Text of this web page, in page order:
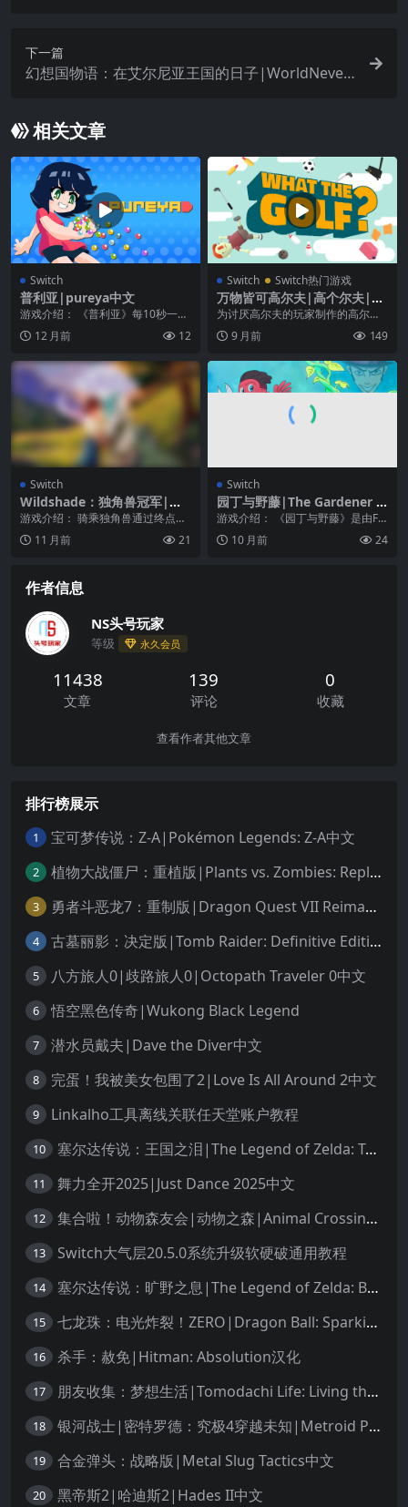
下一篇
幻想国物语：在艾尔尼亚王国的日子|WorldNeverl
相关文章
Switch
普利亚|pureya中文
游戏介绍： 《普利亚》每10秒一场
不同的比赛！ 简单的街机游戏很
棒，但很快就会变...
12 月前 12
Switch Switch热门游戏
万物皆可高尔夫|高个尔夫|W
hat the Golf中文
为讨厌高尔夫的玩家制作的高尔夫
游戏 这款欢闹的高尔夫主题游戏基
于物理学原理，每一...
9 月前 149
Switch
Wildshade：独角兽冠军|Wil
dshade: Unicorn Champion
s中文
游戏介绍： 骑乘独角兽通过终点
线！《Wildshade：独角兽冠军》
是款适合全家...
11 月前 21
Switch
园丁与野藤|The Gardener a
nd the Wild Vines
游戏介绍： 《园丁与野藤》是由Fin
ite Reflection Studios...
10 月前 24
作者信息
NS头号玩家
等级 永久会员
11438
文章
139
评论
0
收藏
查看作者其他文章
排行榜展示
1 宝可梦传说：Z-A|Pokémon Legends: Z-A中文
2 植物大战僵尸：重植版|Plants vs. Zombies: Replanted中文
3 勇者斗恶龙7：重制版|Dragon Quest VII Reimagined中文
4 古墓丽影：决定版|Tomb Raider: Definitive Edition中文
5 八方旅人0|歧路旅人0|Octopath Traveler 0中文
6 悟空黑色传奇|Wukong Black Legend
7 潜水员戴夫|Dave the Diver中文
8 完蛋！我被美女包围了2|Love Is All Around 2中文
9 Linkalho工具离线关联任天堂账户教程
10 塞尔达传说：王国之泪|The Legend of Zelda: Tears of the Kingdom中文
11 舞力全开2025|Just Dance 2025中文
12 集合啦！动物森友会|动物之森|Animal Crossing: New Horizons中文
13 Switch大气层20.5.0系统升级软硬破通用教程
14 塞尔达传说：旷野之息|The Legend of Zelda: Breath of the Wild中文
15 七龙珠：电光炸裂！ZERO|Dragon Ball: Sparking! Zero中文
16 杀手：赦免|Hitman: Absolution汉化
17 朋友收集：梦想生活|Tomodachi Life: Living the Dream中文
18 银河战士|密特罗德：究极4穿越未知|Metroid Prime 4: Beyond中文
19 合金弹头：战略版|Metal Slug Tactics中文
20 黑帝斯2|哈迪斯2|Hades II中文